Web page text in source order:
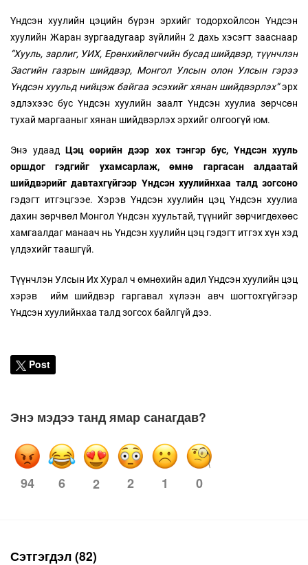
Үндсэн хуулийн цэцийн бүрэн эрхийг тодорхойлсон Үндсэн
хуулийн Жаран зургаадугаар зүйлийн 2 дахь хэсэгт зааснаар
“Хууль, зарлиг, УИХ, Ерөнхийлөгчийн бусад шийдвэр, түүнчлэн
Засгийн газрын шийдвэр, Монгол Улсын олон Улсын гэрээ
Үндсэн хуульд нийцэж байгаа эсэхийг хянан шийдвэрлэх”эрх
эдлэхээс бус Үндсэн хуулийн заалт Үндсэн хуулиа зөрчсөн
тухай маргааныг хянан шийдвэрлэх эрхийг олгоогүй юм.
Энэ удаадЦэц өөрийн дээр хөх тэнгэр бус, Үндсэн хууль
оршдог гэдгийг ухамсарлаж, өмнө гаргасан алдаатай
шийдвэрийг давтахгүйгээр Үндсэн хуулийнхаа талд зогсоно
гэдэгт итгэцгээе. Хэрэв Үндсэн хуулийн цэц Үндсэн хуулиа
дахин зөрчвөл Монгол Үндсэн хуультай, түүнийг зөрчигдөхөөс
хамгаалдаг манаач нь Үндсэн хуулийн цэц гэдэгт итгэх хүн хэд
үлдэхийг таашгүй.
Түүнчлэн Улсын Их Хурал ч өмнөхийн адил Үндсэн хуулийн цэц
хэрэв ийм шийдвэр гаргавал хүлээн авч шогтохгүйгээр
Үндсэн хуулийнхаа талд зогсох байлгүй дээ.
Post
Энэ мэдээ танд ямар санагдав?
94 6 2 2 1 0
Сэтгэгдэл (82)